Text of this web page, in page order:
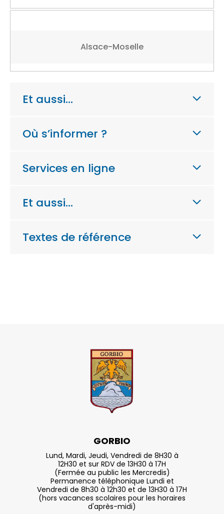
Alsace-Moselle
Et aussi…
Où s’informer ?
Services en ligne
Et aussi…
Textes de référence
GORBIO
Lund, Mardi, Jeudi, Vendredi de 8H30 à
12H30 et sur RDV de 13H30 à 17H
(Fermée au public les Mercredis)
Permanence téléphonique Lundi et
Vendredi de 8h30 à 12h30 et de 13H30 à 17H
(hors vacances scolaires pour les horaires
d'après-midi)